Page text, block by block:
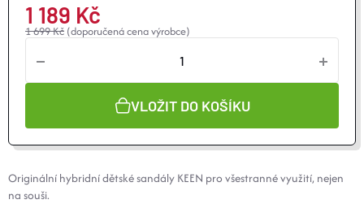
1 699 Kč (doporučená cena výrobce)
1 189 Kč
VLOŽIT DO KOŠÍKU
Originální hybridní dětské sandály KEEN pro všestranné využití, nejen
na souši.